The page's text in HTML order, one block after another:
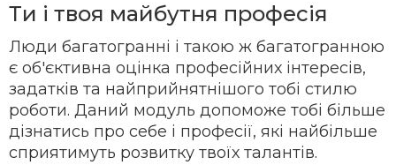
Ти і твоя майбутня професія
Люди багатогранні і такою ж багатогранною
є об'єктивна оцінка професійних інтересів,
задатків та найприйнятнішого тобі стилю
роботи. Даний модуль допоможе тобі більше
дізнатись про себе і професії, які найбільше
сприятимуть розвитку твоїх талантів.